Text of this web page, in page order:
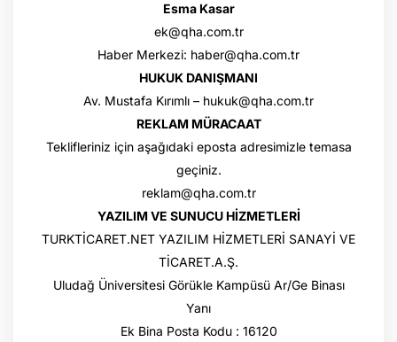
Esma Kasar
ek@qha.com.tr
Haber Merkezi: haber@qha.com.tr
HUKUK DANIŞMANI
Av. Mustafa Kırımlı – hukuk@qha.com.tr
REKLAM MÜRACAAT
Teklifleriniz için aşağıdaki eposta adresimizle temasa
geçiniz.
reklam@qha.com.tr
YAZILIM VE SUNUCU HİZMETLERİ
TURKTİCARET.NET YAZILIM HİZMETLERİ SANAYİ VE
TİCARET.A.Ş.
Uludağ Üniversitesi Görükle Kampüsü Ar/Ge Binası
Yanı
Ek Bina Posta Kodu : 16120